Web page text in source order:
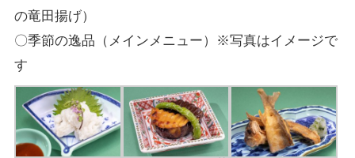
の竜田揚げ）
〇季節の逸品（メインメニュー）※写真はイメージで
す